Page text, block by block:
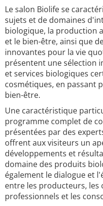
Le salon Biolife se
sujets et de domaines
biologique, la production
et le bien-être, ainsi que
innovantes pour la vie
présentent une sélection
et services biologiques
cosmétiques, en passant
bien-être.
Une caractéristique
programme complet de
présentées par des
offrent aux visiteurs un
développements et
domaine des produits
également le dialogue et
entre les producteurs, les
professionnels et les